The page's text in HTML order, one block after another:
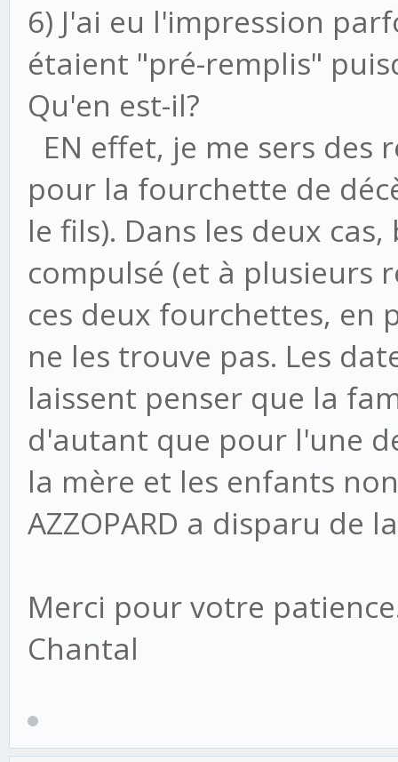
6) J'ai eu l'impression
étaient "pré-remplis"
Qu'en est-il?
EN effet, je me sers des
pour la fourchette de
le fils). Dans les deux
compulsé (et à plusieurs
ces deux fourchettes, en
ne les trouve pas. Les
laissent penser que la
d'autant que pour l'une
la mère et les enfants
AZZOPARD a disparu de
Merci pour votre
Chantal